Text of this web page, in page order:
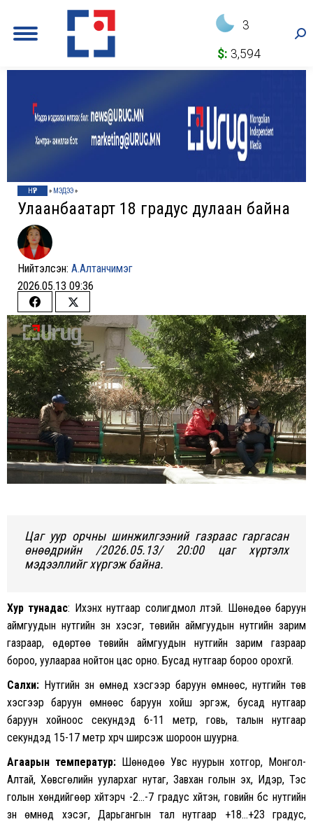
3
$: 3,594
НҮҮР » МЭДЭЭ»
Улаанбаатарт 18 градус дулаан байна
Нийтэлсэн: А.Алтанчимэг
2026.05.13 09:36
Share
on
Facebook
Share
on
Twitter
Цаг уур орчны шинжилгээний газраас гаргасан
өнөөдрийн /2026.05.13/ 20:00 цаг хүртэлх
мэдээллийг хүргэж байна.
Хур тунадас: Ихэнх нутгаар солигдмол үүлтэй. Шөнөдөө баруун
аймгуудын нутгийн зүүн хэсэг, төвийн аймгуудын нутгийн зарим
газраар, өдөртөө төвийн аймгуудын нутгийн зарим газраар
бороо, уулаараа нойтон цас орно. Бусад нутгаар бороо орохгүй.
Салхи: Нутгийн зүүн өмнөд хэсгээр баруун өмнөөс, нутгийн төв
хэсгээр баруун өмнөөс баруун хойш эргэж, бусад нутгаар
баруун хойноос секундэд 6-11 метр, говь, талын нутгаар
секундэд 15-17 метр хүрч ширүүсэж шороон шуурна.
Агаарын температур: Шөнөдөө Увс нуурын хотгор, Монгол-
Алтай, Хөвсгөлийн уулархаг нутаг, Завхан голын эх, Идэр, Тэс
голын хөндийгөөр хүйтэрч -2…-7 градус хүйтэн, говийн бүс нутгийн
зүүн өмнөд хэсэг, Дарьгангын тал нутгаар +18…+23 градус,